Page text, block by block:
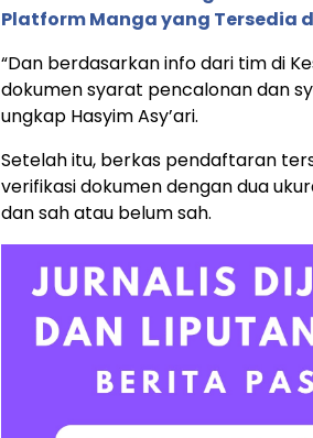
Platform Manga yang Tersedia
“Dan berdasarkan info dari tim di
dokumen syarat pencalonan dan
ungkap Hasyim Asy’ari.
Setelah itu, berkas pendaftaran
verifikasi dokumen dengan dua
dan sah atau belum sah.